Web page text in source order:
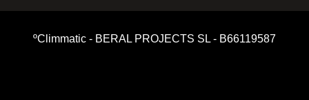
ºClimmatic - BERAL PROJECTS SL - B66119587